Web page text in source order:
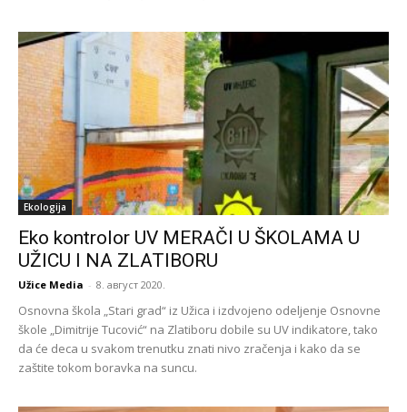
Ekologija
Eko kontrolor UV MERAČI U ŠKOLAMA U
UŽICU I NA ZLATIBORU
Užice Media - 8. август 2020.
Osnovna škola „Stari grad“ iz Užica i izdvojeno odeljenje Osnovne
škole „Dimitrije Tucović“ na Zlatiboru dobile su UV indikatore, tako
da će deca u svakom trenutku znati nivo zračenja i kako da se
zaštite tokom boravka na suncu.